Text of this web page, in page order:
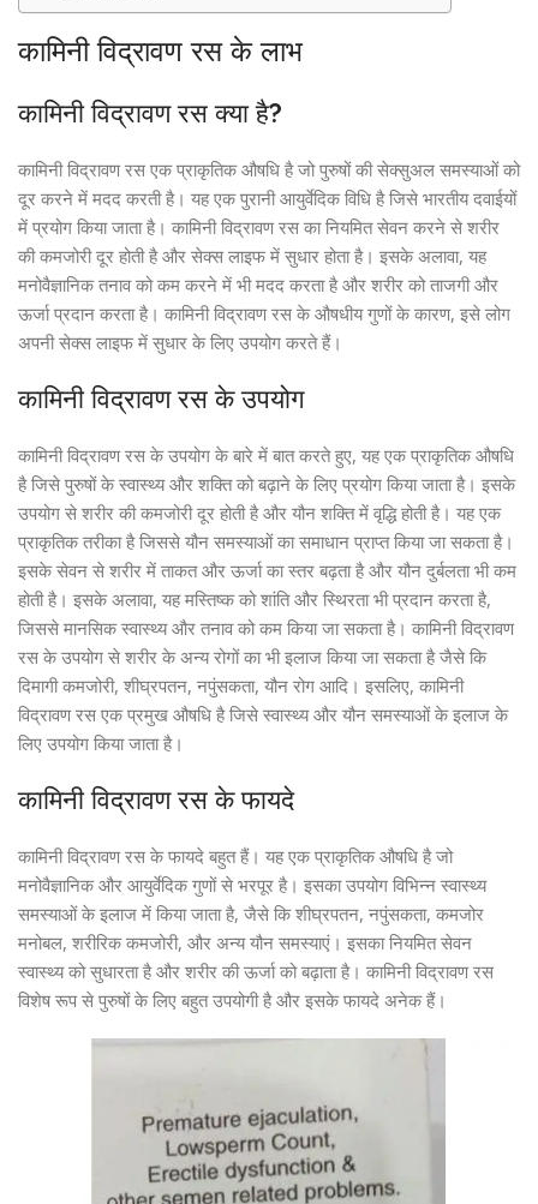
कामिनी विद्रावण रस के लाभ
कामिनी विद्रावण रस क्या है?
कामिनी विद्रावण रस एक प्राकृतिक औषधि है जो पुरुषों की सेक्सुअल समस्याओं को
दूर करने में मदद करती है। यह एक पुरानी आयुर्वेदिक विधि है जिसे भारतीय दवाईयों
में प्रयोग किया जाता है। कामिनी विद्रावण रस का नियमित सेवन करने से शरीर
की कमजोरी दूर होती है और सेक्स लाइफ में सुधार होता है। इसके अलावा, यह
मनोवैज्ञानिक तनाव को कम करने में भी मदद करता है और शरीर को ताजगी और
ऊर्जा प्रदान करता है। कामिनी विद्रावण रस के औषधीय गुणों के कारण, इसे लोग
अपनी सेक्स लाइफ में सुधार के लिए उपयोग करते हैं।
कामिनी विद्रावण रस के उपयोग
कामिनी विद्रावण रस के उपयोग के बारे में बात करते हुए, यह एक प्राकृतिक औषधि
है जिसे पुरुषों के स्वास्थ्य और शक्ति को बढ़ाने के लिए प्रयोग किया जाता है। इसके
उपयोग से शरीर की कमजोरी दूर होती है और यौन शक्ति में वृद्धि होती है। यह एक
प्राकृतिक तरीका है जिससे यौन समस्याओं का समाधान प्राप्त किया जा सकता है।
इसके सेवन से शरीर में ताकत और ऊर्जा का स्तर बढ़ता है और यौन दुर्बलता भी कम
होती है। इसके अलावा, यह मस्तिष्क को शांति और स्थिरता भी प्रदान करता है,
जिससे मानसिक स्वास्थ्य और तनाव को कम किया जा सकता है। कामिनी विद्रावण
रस के उपयोग से शरीर के अन्य रोगों का भी इलाज किया जा सकता है जैसे कि
दिमागी कमजोरी, शीघ्रपतन, नपुंसकता, यौन रोग आदि। इसलिए, कामिनी
विद्रावण रस एक प्रमुख औषधि है जिसे स्वास्थ्य और यौन समस्याओं के इलाज के
लिए उपयोग किया जाता है।
कामिनी विद्रावण रस के फायदे
कामिनी विद्रावण रस के फायदे बहुत हैं। यह एक प्राकृतिक औषधि है जो
मनोवैज्ञानिक और आयुर्वेदिक गुणों से भरपूर है। इसका उपयोग विभिन्न स्वास्थ्य
समस्याओं के इलाज में किया जाता है, जैसे कि शीघ्रपतन, नपुंसकता, कमजोर
मनोबल, शरीरिक कमजोरी, और अन्य यौन समस्याएं। इसका नियमित सेवन
स्वास्थ्य को सुधारता है और शरीर की ऊर्जा को बढ़ाता है। कामिनी विद्रावण रस
विशेष रूप से पुरुषों के लिए बहुत उपयोगी है और इसके फायदे अनेक हैं।